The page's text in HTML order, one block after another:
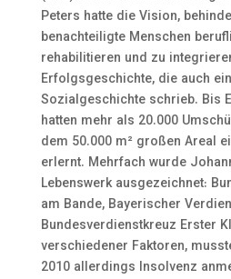
Peters hatte die Vision,
benachteiligte Menschen
rehabilitieren und zu
Erfolgsgeschichte, die auch
Sozialgeschichte schrieb. Bis
hatten mehr als 20.000
dem 50.000 m² großen Areal
erlernt. Mehrfach wurde
Lebenswerk ausgezeichnet:
am Bande, Bayerischer
Bundesverdienstkreuz Erster
verschiedener Faktoren,
2010 allerdings Insolvenz